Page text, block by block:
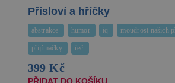
Přísloví a hříčky
abstrakce humor iq moudrost našich
přijímačky řeč
399 Kč